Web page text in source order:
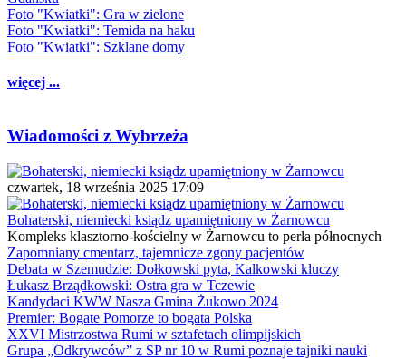
Foto "Kwiatki": Gra w zielone
Foto "Kwiatki": Temida na haku
Foto "Kwiatki": Szklane domy
więcej ...
Wiadomości z Wybrzeża
czwartek, 18 września 2025 17:09
Bohaterski, niemiecki ksiądz upamiętniony w Żarnowcu
Kompleks klasztorno-kościelny w Żarnowcu to perła północnych
Zapomniany cmentarz, tajemnicze zgony pacjentów
Debata w Szemudzie: Dołkowski pyta, Kalkowski kluczy
Łukasz Brządkowski: Ostra gra w Tczewie
Kandydaci KWW Nasza Gmina Żukowo 2024
Premier: Bogate Pomorze to bogata Polska
XXVI Mistrzostwa Rumi w sztafetach olimpijskich
Grupa „Odkrywców” z SP nr 10 w Rumi poznaje tajniki nauki